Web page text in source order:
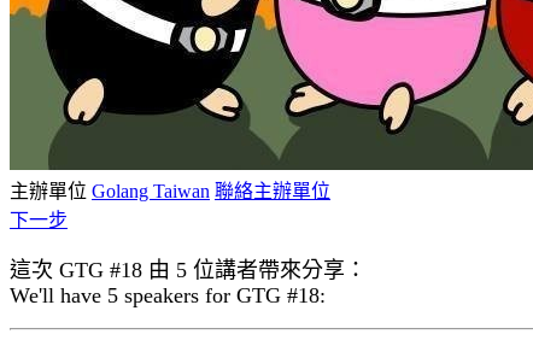
主辦單位 Golang Taiwan 聯絡主辦單位
下一步
這次 GTG #18 由 5 位講者帶來分享：
We'll have 5 speakers for GTG #18: